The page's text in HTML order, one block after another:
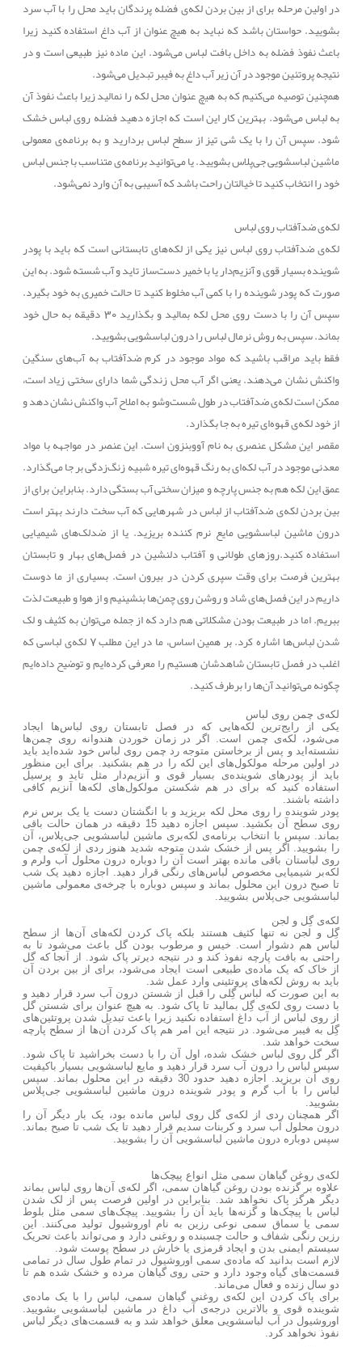
در اولین مرحله برای از بین بردن لکه‌ی فضله پرندگان باید محل را با آب سرد
بشویید. حواستان باشد که نباید به هیچ عنوان از آب داغ استفاده کنید زیرا
باعث نفوذ فضله به داخل بافت لباس می‌شود. این ماده نیز طبیعی است و در
نتیجه پروتئین موجود در آن زیر آب داغ به فیبر تبدیل می‌شود.
همچنین توصیه می‌کنیم که به هیچ عنوان محل لکه را نمالید زیرا باعث نفوذ آن
به لباس می‌شود. بهترین کار این است که اجازه دهید فضله روی لباس خشک
شود. سپس آن را با یک شی تیز از سطح لباس بردارید و به برنامه‌ی معمولی
ماشین لباسشویی جی‌پلاس بشویید. یا می‌توانید برنامه‌ی متناسب با جنس لباس
خود را انتخاب کنید تا خیالتان راحت باشد که آسیبی به آن وارد نمی‌شود.
لکه‌ی ضدآفتاب روی لباس
لکه‌ی ضدآفتاب روی لباس نیز یکی از لکه‌های تابستانی است که باید با پودر
شوینده بسیار قوی و آنزیم‌دار یا با خمیر دست‌ساز تاید و آب شسته شود. به این
صورت که پودر شوینده را با کمی آب مخلوط کنید تا حالت خمیری به خود بگیرد.
سپس آن را با دست روی محل لکه بمالید و بگذارید 30 دقیقه به حال خود
بماند. سپس به روش نرمال لباس را درون لباسشویی بشویید.
فقط باید مراقب باشید که مواد موجود در کرم ضدآفتاب به آب‌های سنگین
واکنش نشان می‌دهند. یعنی اگر آب محل زندگی شما دارای سختی زیاد است،
ممکن است لکه‌ی ضدآفتاب در طول شست‌وشو به املاح آب واکنش نشان دهد و
از خود لکه‌ی قهوه‌ای تیره به جا بگذارد.
مقصر این مشکل عنصری به نام آووبنزون است. این عنصر در مواجهه با مواد
معدنی موجود در آب لکه‌ای به رنگ قهوه‌ای تیره شبیه زنگ‌زدگی بر جا می‌گذارد.
عمق این لکه هم به جنس پارچه و میزان سختی آب بستگی دارد. بنابراین برای از
بین بردن لکه‌ی ضدآفتاب از لباس در شهرهایی که آب سخت دارند بهتر است
درون ماشین لباسشویی مایع نرم کننده بریزید. یا از ضدلک‌های شیمیایی
استفاده کنید.روزهای طولانی و آفتاب دلنشین در فصل‌های بهار و تابستان
بهترین فرصت برای وقت سپری کردن در بیرون است. بسیاری از ما دوست
داریم در این فصل‌های شاد و روشن روی چمن‌ها بنشینیم و از هوا و طبیعت لذت
ببریم. اما در طبیعت بودن مشکلاتی هم دارد که از جمله می‌توان به کثیف و لک
شدن لباس‌ها اشاره کرد. بر همین اساس، ما در این مطلب 7 لکه‌ی لباسی که
اغلب در فصل تابستان شاهدشان هستیم را معرفی کرده‌ایم و توضیح داده‌ایم
چگونه می‌توانید آن‌ها را برطرف کنید.
لکه‌ی چمن روی لباس
یکی از رایج‌ترین لکه‌هایی که در فصل تابستان روی لباس‌ها ایجاد
می‌شود، لکه‌ی چمن است. اگر در زمان خوردن هندوانه روی چمن‌ها
نشسته‌اید و پس از برخاستن متوجه رد چمن روی لباس خود شده‌اید باید
در اولین مرحله مولکول‌های این لکه را در هم بشکنید. برای این منظور
باید از پودرهای شوینده‌ی بسیار قوی و آنزیم‌دار مثل تاید و پرسیل
استفاده کنید که برای در هم شکستن مولکول‌های لکه‌ها آنزیم کافی
داشته باشند.
پودر شوینده را روی محل لکه بریزید و با انگشتان دست یا یک برس نرم
روی سطح آن بکشید. سپس اجازه دهید 15 دقیقه در همان حالت باقی
بماند. سپس با انتخاب برنامه‌ی لکه‌بری ماشین لباسشویی جی‌پلاس، آن
را بشویید. اگر پس از خشک شدن متوجه شدید هنوز ردی از لکه‌ی چمن
روی لباستان باقی مانده بهتر است آن را دوباره درون محلول آب ولرم و
لکه‌بر شیمیایی مخصوص لباس‌های رنگی قرار دهید. اجازه دهید یک شب
تا صبح درون این محلول بماند و سپس دوباره با چرخه‌ی معمولی ماشین
لباسشویی جی‌پلاس بشویید.
لکه‌ی گِل و لجن
گِل و لجن نه تنها کثیف هستند بلکه پاک کردن لکه‌های آنها از سطح
لباس هم دشوار است. خیس و مرطوب بودن گل باعث می‌شود تا به
راحتی به بافت پارچه نفوذ کند و در نتیجه دیرتر پاک شود. از آنجا که گل
از خاک که یک ماده‌ی طبیعی است ایجاد می‌شود، برای از بین بردن آن
باید به روش لکه‌های پروتئینی وارد عمل شد.
به این صورت که لباس گِلی را قبل از شستن درون آب سرد قرار دهید و
با دست روی لکه‌ی گِل بمالید تا پاک شود. به هیچ عنوان برای شستن گل
از روی لباس از آب داغ استفاده نکنید زیرا باعث تبدیل شدن پروتئین‌های
گِل به فیبر می‌شود. در نتیجه این امر هم پاک کردن آن‌ها از سطح پارچه
سخت خواهد شد.
اگر گل روی لباس خشک شده، اول آن را با دست بخراشید تا پاک شود.
سپس لباس را درون آب سرد قرار دهید و مایع لباسشویی بسیار باکیفیت
روی آن بریزید. اجازه دهید حدود 30 دقیقه در این محلول بماند. سپس
لباس را با آب گرم و پودر شوینده درون ماشین لباسشویی جی‌پلاس
بشویید.
اگر همچنان ردی از لکه‌ی گل روی لباس مانده بود، یک بار دیگر آن را
درون محلول آب سرد و کربنات سدیم قرار دهید تا یک شب تا صبح بماند.
سپس دوباره درون ماشین لباسشویی آن را بشویید.
لکه‌ی روغن گیاهان سمی مثل انواع پیچک‌ها
علاوه بر گزنده بودن روغن گیاهان سمی، اگر لکه‌ی آن‌ها روی لباس بماند
دیگر هرگز پاک نخواهد شد. بنابراین در اولین فرصت پس از لک شدن
لباس با پیچک‌ها و گزنه‌ها باید آن را بشویید. پیچک‌های سمی مثل بلوط
سمی یا سماق سمی نوعی رزین به نام اوروشیول تولید می‌کنند. این
رزین رنگی شفاف و حالت چسبنده و روغنی دارد و می‌تواند باعث تحریک
سیستم ایمنی بدن و ایجاد قرمزی یا خارش در سطح پوست شود.
لازم است بدانید که ماده‌ی سمی اوروشیول در تمام طول سال در تمامی
قسمت‌های گیاه وجود دارد و حتی روی گیاهان مرده و خشک شده هم تا
دو سال زنده و فعال می‌ماند.
برای پاک کردن این لکه‌ی روغنی گیاهان سمی، لباس را با یک ماده‌ی
شوینده قوی و بالاترین درجه‌ی آب داغ در ماشین لباسشویی بشویید.
اوروشیول در آب لباسشویی معلق خواهد شد و به قسمت‌های دیگر لباس
نفوذ نخواهد کرد.